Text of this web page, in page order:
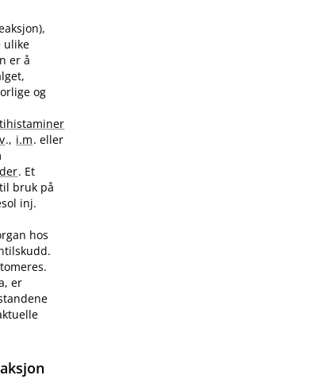
ulike
er å
og
., i.m. eller
. Et
bruk på
inj.
hos
er